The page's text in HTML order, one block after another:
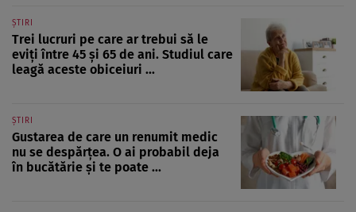
ȘTIRI
Trei lucruri pe care ar trebui să le
eviți între 45 și 65 de ani. Studiul care
leagă aceste obiceiuri ...
ȘTIRI
Gustarea de care un renumit medic
nu se despărțea. O ai probabil deja
în bucătărie și te poate ...